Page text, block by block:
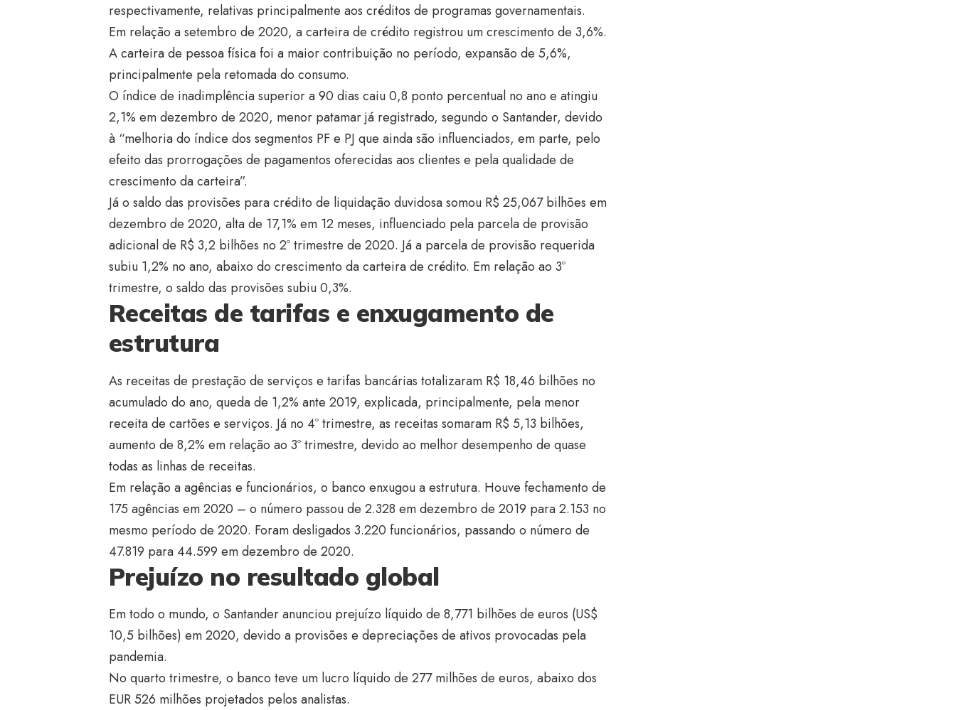
respectivamente, relativas principalmente aos créditos de programas governamentais.
Em relação a setembro de 2020, a carteira de crédito registrou um crescimento de 3,6%.
A carteira de pessoa física foi a maior contribuição no período, expansão de 5,6%,
principalmente pela retomada do consumo.
O índice de inadimplência superior a 90 dias caiu 0,8 ponto percentual no ano e atingiu
2,1% em dezembro de 2020, menor patamar já registrado, segundo o Santander, devido
à “melhoria do índice dos segmentos PF e PJ que ainda são influenciados, em parte, pelo
efeito das prorrogações de pagamentos oferecidas aos clientes e pela qualidade de
crescimento da carteira”.
Já o saldo das provisões para crédito de liquidação duvidosa somou R$ 25,067 bilhões em
dezembro de 2020, alta de 17,1% em 12 meses, influenciado pela parcela de provisão
adicional de R$ 3,2 bilhões no 2º trimestre de 2020. Já a parcela de provisão requerida
subiu 1,2% no ano, abaixo do crescimento da carteira de crédito. Em relação ao 3º
trimestre, o saldo das provisões subiu 0,3%.
Receitas de tarifas e enxugamento de
estrutura
As receitas de prestação de serviços e tarifas bancárias totalizaram R$ 18,46 bilhões no
acumulado do ano, queda de 1,2% ante 2019, explicada, principalmente, pela menor
receita de cartões e serviços. Já no 4º trimestre, as receitas somaram R$ 5,13 bilhões,
aumento de 8,2% em relação ao 3º trimestre, devido ao melhor desempenho de quase
todas as linhas de receitas.
Em relação a agências e funcionários, o banco enxugou a estrutura. Houve fechamento de
175 agências em 2020 – o número passou de 2.328 em dezembro de 2019 para 2.153 no
mesmo período de 2020. Foram desligados 3.220 funcionários, passando o número de
47.819 para 44.599 em dezembro de 2020.
Prejuízo no resultado global
Em todo o mundo, o Santander anunciou prejuízo líquido de 8,771 bilhões de euros (US$
10,5 bilhões) em 2020, devido a provisões e depreciações de ativos provocadas pela
pandemia.
No quarto trimestre, o banco teve um lucro líquido de 277 milhões de euros, abaixo dos
EUR 526 milhões projetados pelos analistas.